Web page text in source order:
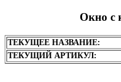
Окно с
ТЕКУЩЕЕ НАЗВАНИЕ:
ТЕКУЩИЙ АРТИКУЛ: